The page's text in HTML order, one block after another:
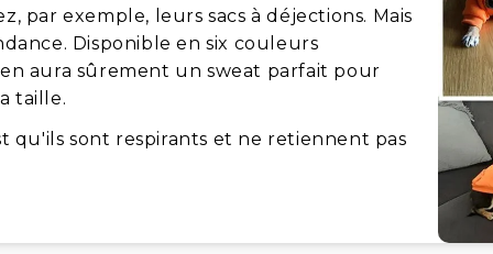
par exemple, leurs sacs à déjections. Mais
Disponible en six couleurs
aura sûrement un sweat parfait pour
taille.
qu'ils sont respirants et ne retiennent pas